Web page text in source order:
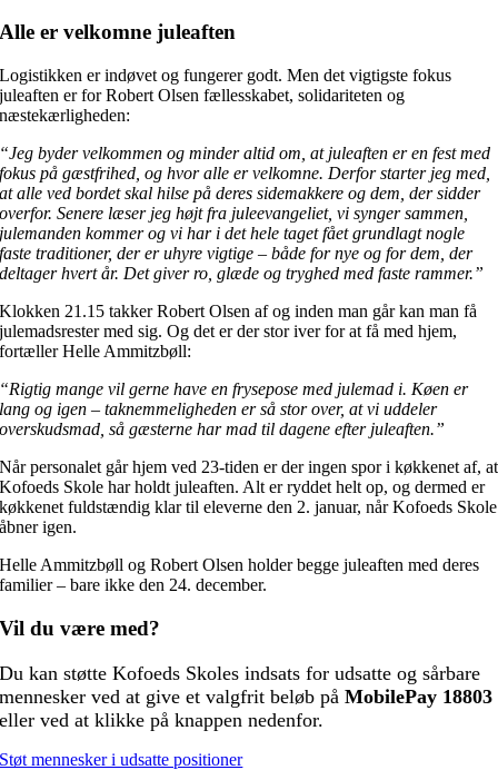
Alle er velkomne juleaften
Logistikken er indøvet og fungerer godt. Men det vigtigste fokus
juleaften er for Robert Olsen fællesskabet, solidariteten og
næstekærligheden:
“Jeg byder velkommen og minder altid om, at juleaften er en fest med
fokus på gæstfrihed, og hvor alle er velkomne. Derfor starter jeg med,
at alle ved bordet skal hilse på deres sidemakkere og dem, der sidder
overfor. Senere læser jeg højt fra juleevangeliet, vi synger sammen,
julemanden kommer og vi har i det hele taget fået grundlagt nogle
faste traditioner, der er uhyre vigtige – både for nye og for dem, der
deltager hvert år. Det giver ro, glæde og tryghed med faste rammer.”
Klokken 21.15 takker Robert Olsen af og inden man går kan man få
julemadsrester med sig. Og det er der stor iver for at få med hjem,
fortæller Helle Ammitzbøll:
“Rigtig mange vil gerne have en frysepose med julemad i. Køen er
lang og igen – taknemmeligheden er så stor over, at vi uddeler
overskudsmad, så gæsterne har mad til dagene efter juleaften.”
Når personalet går hjem ved 23-tiden er der ingen spor i køkkenet af, at
Kofoeds Skole har holdt juleaften. Alt er ryddet helt op, og dermed er
køkkenet fuldstændig klar til eleverne den 2. januar, når Kofoeds Skole
åbner igen.
Helle Ammitzbøll og Robert Olsen holder begge juleaften med deres
familier – bare ikke den 24. december.
Vil du være med?
Du kan støtte Kofoeds Skoles indsats for udsatte og sårbare
mennesker ved at give etvalgfrit beløb påMobilePay 18803
eller ved at klikke på knappen nedenfor.
Støt mennesker i udsatte positioner